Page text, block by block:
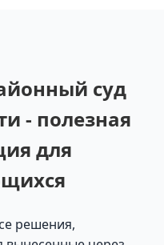
суд
- полезная
для
решения,